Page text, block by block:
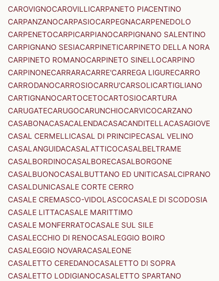
CAROVIGNOCAROVILLICARPANETO PIACENTINO
CARPANZANOCARPASIOCARPEGNACARPENEDOLO
CARPENETOCARPICARPIANOCARPIGNANO SALENTINO
CARPIGNANO SESIACARPINETICARPINETO DELLA NORA
CARPINETO ROMANOCARPINETO SINELLOCARPINO
CARPINONECARRARACARRE'CARREGA LIGURECARRO
CARRODANOCARROSIOCARRU'CARSOLICARTIGLIANO
CARTIGNANOCARTOCETOCARTOSIOCARTURA
CARUGATECARUGOCARUNCHIOCARVICOCARZANO
CASABONACASACALENDACASACANDITELLACASAGIOVE
CASAL CERMELLICASAL DI PRINCIPECASAL VELINO
CASALANGUIDACASALATTICOCASALBELTRAME
CASALBORDINOCASALBORECASALBORGONE
CASALBUONOCASALBUTTANO ED UNITICASALCIPRANO
CASALDUNICASALE CORTE CERRO
CASALE CREMASCO-VIDOLASCOCASALE DI SCODOSIA
CASALE LITTACASALE MARITTIMO
CASALE MONFERRATOCASALE SUL SILE
CASALECCHIO DI RENOCASALEGGIO BOIRO
CASALEGGIO NOVARACASALEONE
CASALETTO CEREDANOCASALETTO DI SOPRA
CASALETTO LODIGIANOCASALETTO SPARTANO